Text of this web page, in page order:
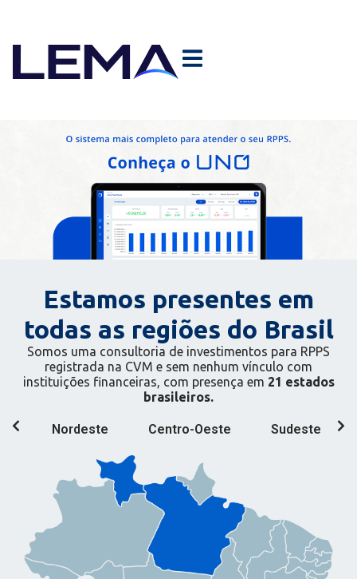
Estamos presentes em
todas as regiões do Brasil
Somos uma consultoria de investimentos para RPPS
registrada na CVM e sem nenhum vínculo com
instituições financeiras, com presença em 21 estados
brasileiros.
Nordeste Centro-Oeste Sudeste